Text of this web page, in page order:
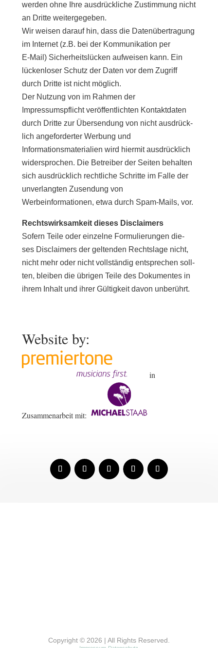
wer­den ohne Ihre aus­drück­li­che Zustimmung nicht
an Dritte weitergegeben.
Wir wei­sen dar­auf hin, dass die Datenübertragung
im Internet (z.B. bei der Kommunikation per
E‑Mail) Sicherheitslücken auf­wei­sen kann. Ein
lücken­lo­ser Schutz der Daten vor dem Zugriff
durch Dritte ist nicht möglich.
Der Nutzung von im Rahmen der
Impressumspflicht ver­öf­fent­lich­ten Kontaktdaten
durch Dritte zur Übersendung von nicht aus­drück­
lich ange­for­der­ter Werbung und
Informationsmaterialien wird hier­mit aus­drück­lich
wider­spro­chen. Die Betreiber der Seiten behal­ten
sich aus­drück­lich recht­li­che Schritte im Falle der
unver­lang­ten Zusendung von
Werbeinformationen, etwa durch Spam-Mails, vor.
Rechtswirksamkeit die­ses Disclaimers
Sofern Teile oder ein­zel­ne Formulierungen die­
ses Disclaimers der gel­ten­den Rechtslage nicht,
nicht mehr oder nicht voll­stän­dig ent­spre­chen soll­
ten, blei­ben die übri­gen Teile des Dokumentes in
ihrem Inhalt und ihrer Gültigkeit davon unberührt.
Website by:
in
Zusammenarbeit mit:
Copyright © 2026 | All Rights Reserved.